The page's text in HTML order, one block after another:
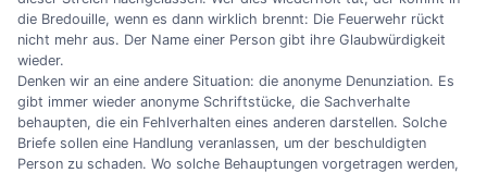
die Bredouille, wenn es dann wirklich brennt: Die Feuerwehr rückt
nicht mehr aus. Der Name einer Person gibt ihre Glaubwürdigkeit
wieder.
Denken wir an eine andere Situation: die anonyme Denunziation. Es
gibt immer wieder anonyme Schriftstücke, die Sachverhalte
behaupten, die ein Fehlverhalten eines anderen darstellen. Solche
Briefe sollen eine Handlung veranlassen, um der beschuldigten
Person zu schaden. Wo solche Behauptungen vorgetragen werden,